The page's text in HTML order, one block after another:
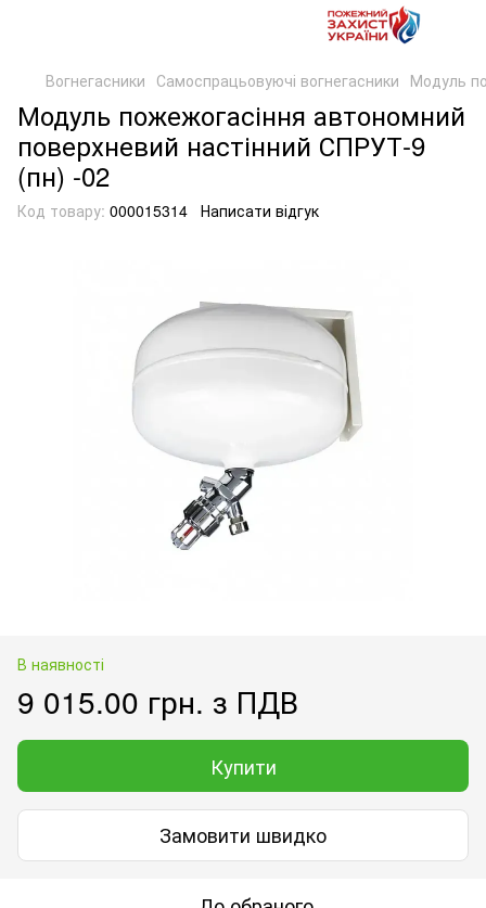
Вогнегасники Самоспрацьовуючі вогнегасники Модуль
Модуль пожежогасіння автономний
поверхневий настінний СПРУТ-9
(пн) -02
Код товару: 000015314 Написати відгук
В наявності
9 015.00 грн. з ПДВ
Купити
Замовити швидко